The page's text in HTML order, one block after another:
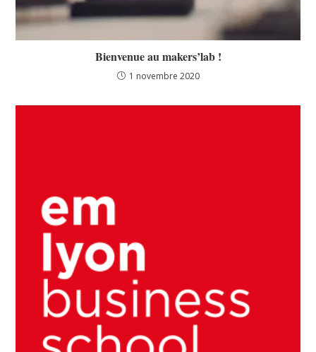
Bienvenue au makers’lab !
1 novembre 2020